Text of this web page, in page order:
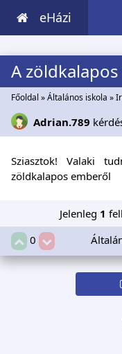
eHázi
A
Főoldal »Általános iskola »
Adrian.789
Sziasztok! Valaki
zöldkalapos emberől
Jelenleg 1
0